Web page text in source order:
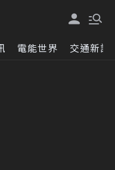
電能世界 交通新訊